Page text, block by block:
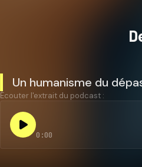
Un humanisme du
Écouter l'extrait du podcast :
0:00